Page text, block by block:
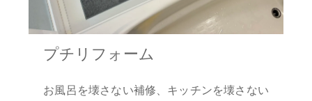
プチリフォーム
お風呂を壊さない補修、キッチンを壊さない